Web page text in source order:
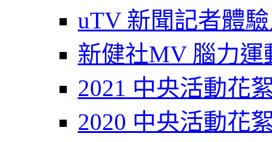
uTV 新聞記者體
新健社MV 腦力運
2021 中央活動花
2020 中央活動花